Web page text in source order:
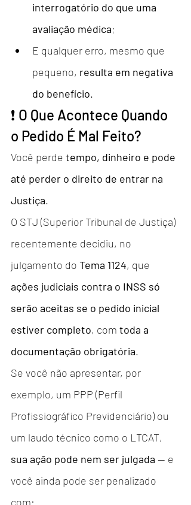
interrogatório do que uma
avaliação médica;
E qualquer erro, mesmo que
pequeno, resulta em negativa
do benefício.
❗ O Que Acontece Quando
o Pedido É Mal Feito?
Você perde tempo, dinheiro e pode
até perder o direito de entrar na
Justiça.
O STJ (Superior Tribunal de Justiça)
recentemente decidiu, no
julgamento do Tema 1124, que
ações judiciais contra o INSS só
serão aceitas se o pedido inicial
estiver completo, com toda a
documentação obrigatória.
Se você não apresentar, por
exemplo, um PPP (Perfil
Profissiográfico Previdenciário) ou
um laudo técnico como o LTCAT,
sua ação pode nem ser julgada — e
você ainda pode ser penalizado
com: